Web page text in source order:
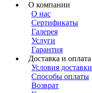
О компании
О нас
Сертификаты
Галерея
Услуги
Гарантия
Доставка и оплата
Условия доставки
Способы оплаты
Возврат